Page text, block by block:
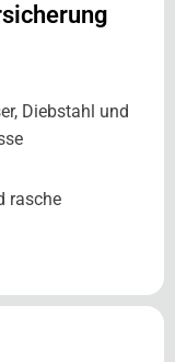
Diebstahl und
rasche